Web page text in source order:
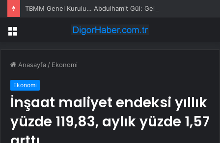
Menü
Anasayfa / Ekonomi
Ekonomi
İnşaat maliyet endeksi yıllık
yüzde 119,83, aylık yüzde 1,57